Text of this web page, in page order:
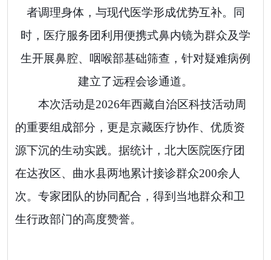
者调理身体，与现代医学形成优势互补。同
时，医疗服务团利用便携式鼻内镜为群众及学
生开展鼻腔、咽喉部基础筛查，针对疑难病例
建立了远程会诊通道。
本次活动是2026年西藏自治区科技活动周
的重要组成部分，更是京藏医疗协作、优质资
源下沉的生动实践。据统计，北大医院医疗团
在达孜区、曲水县两地累计接诊群众200余人
次。专家团队的协同配合，得到当地群众和卫
生行政部门的高度赞誉。